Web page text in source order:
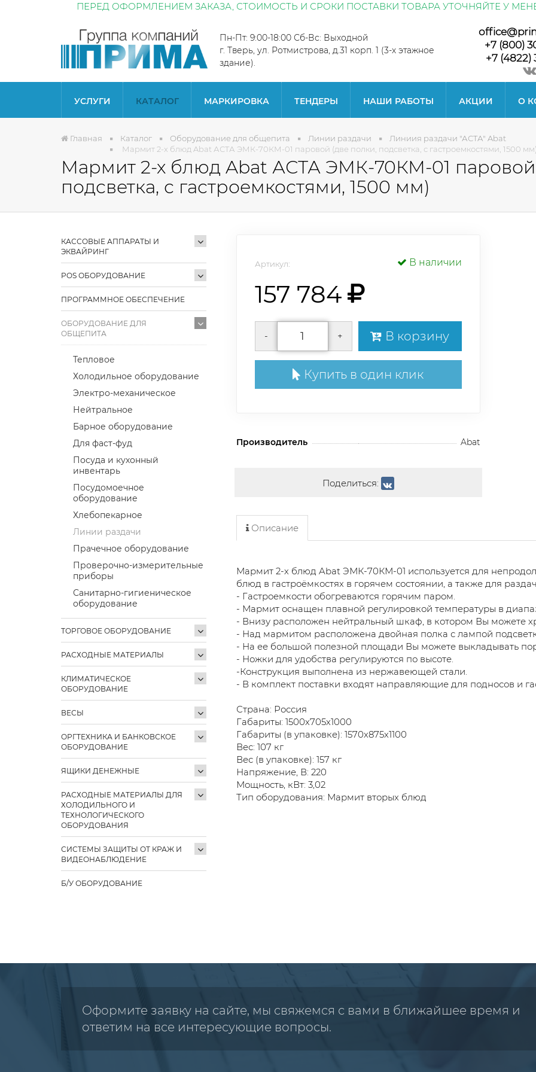
ПЕРЕД ОФОРМЛЕНИЕМ ЗАКАЗА, СТОИМОСТЬ И СРОКИ ПОСТАВКИ ТОВАРА УТОЧНЯЙТЕ У
Пн-Пт: 9:00-18:00 Сб-Вс: Выходной
г. Тверь, ул. Ротмистрова, д.31 корп. 1 (3-х этажное
здание).
+7 (800)
+7 (4822)
УСЛУГИ КАТАЛОГ МАРКИРОВКА ТЕНДЕРЫ НАШИ РАБОТЫ АКЦИИ О
Главная Каталог Оборудование для общепита Линии раздачи
Линиия раздачи "АСТА" Abat
Мармит 2-х блюд Abat АСТА ЭМК-70КМ-01 паровой (две полки, подсветка, с гастроемкостями, 1500
Мармит 2-х блюд Abat АСТА ЭМК-70КМ-01 паровой
подсветка, с гастроемкостями, 1500 мм)
КАССОВЫЕ АППАРАТЫ И
ЭКВАЙРИНГ
POS ОБОРУДОВАНИЕ
ПРОГРАММНОЕ ОБЕСПЕЧЕНИЕ
ОБОРУДОВАНИЕ ДЛЯ
ОБЩЕПИТА
Тепловое
Холодильное оборудование
Электро-механическое
Нейтральное
Барное оборудование
Для фаст-фуд
Посуда и кухонный
инвентарь
Посудомоечное
оборудование
Хлебопекарное
Линии раздачи
Прачечное оборудование
Проверочно-измерительные
приборы
Санитарно-гигиеническое
оборудование
ТОРГОВОЕ ОБОРУДОВАНИЕ
РАСХОДНЫЕ МАТЕРИАЛЫ
КЛИМАТИЧЕСКОЕ
ОБОРУДОВАНИЕ
ВЕСЫ
ОРГТЕХНИКА И БАНКОВСКОЕ
ОБОРУДОВАНИЕ
ЯЩИКИ ДЕНЕЖНЫЕ
РАСХОДНЫЕ МАТЕРИАЛЫ ДЛЯ
ХОЛОДИЛЬНОГО И
ТЕХНОЛОГИЧЕСКОГО
ОБОРУДОВАНИЯ
СИСТЕМЫ ЗАЩИТЫ ОТ КРАЖ И
ВИДЕОНАБЛЮДЕНИЕ
Б/У ОБОРУДОВАНИЕ
Артикул: В наличии
157 784
- + В корзину
Купить в один клик
Производитель Abat
Поделиться:
Описание
Мармит 2-х блюд Abat ЭМК-70КМ-01 используется для
блюд в гастроёмкостях в горячем состоянии, а также для
- Гастроемкости обогреваются горячим паром.
- Мармит оснащен плавной регулировкой температуры в
- Внизу расположен нейтральный шкаф, в котором Вы можете
- Над мармитом расположена двойная полка с лампой
- На ее большой полезной площади Вы можете выкладывать
- Ножки для удобства регулируются по высоте.
-Конструкция выполнена из нержавеющей стали.
- В комплект поставки входят направляющие для подносов и
Страна: Россия
Габариты: 1500х705х1000
Габариты (в упаковке): 1570х875х1100
Вес: 107 кг
Вес (в упаковке): 157 кг
Напряжение, В: 220
Мощность, кВт: 3,02
Тип оборудования: Мармит вторых блюд
Оформите заявку на сайте, мы свяжемся с вами в ближайшее время и
ответим на все интересующие вопросы.